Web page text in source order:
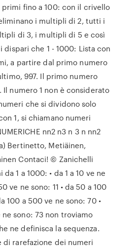
fino a 100: con il crivello
i multipli di 2, tutti i
di 3, i multipli di 5 e così
che 1 - 1000: Lista con
a partire dal primo numero
997. Il primo numero
Il numero 1 non è considerato
che si dividono solo
1, si chiamano numeri
nn2 n3 n 3 n nn2
Bertinetto, Metiäinen,
Contaci! © Zanichelli
1 a 1000: • da 1 a 10 ve ne
ve ne sono: 11 • da 50 a 100
100 a 500 ve ne sono: 70 •
sono: 73 non troviamo
ne definisca la sequenza.
di rarefazione dei numeri